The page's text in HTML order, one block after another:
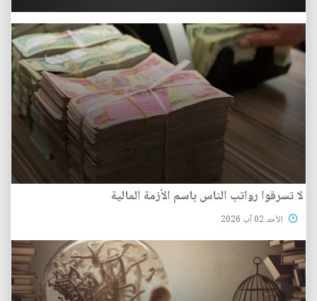
لا تسرقوا رواتب الناس باسم الأزمة المالية
الأحد 02 آب 2026